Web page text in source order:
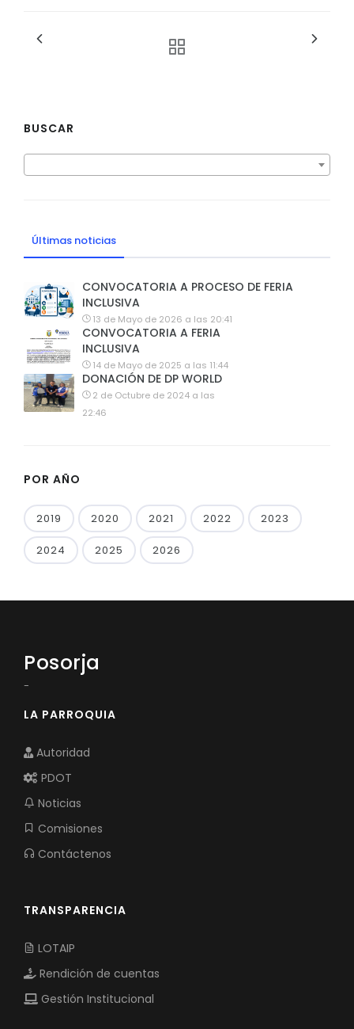
BUSCAR
Últimas noticias
CONVOCATORIA A PROCESO DE FERIA
INCLUSIVA
13 de Mayo de 2026 a las 20:41
CONVOCATORIA A FERIA
INCLUSIVA
14 de Mayo de 2025 a las 11:44
DONACIÓN DE DP WORLD
2 de Octubre de 2024 a las
22:46
POR AÑO
2019 2020 2021 2022 2023
2024 2025 2026
Posorja
-
LA PARROQUIA
Autoridad
PDOT
Noticias
Comisiones
Contáctenos
TRANSPARENCIA
LOTAIP
Rendición de cuentas
Gestión Institucional